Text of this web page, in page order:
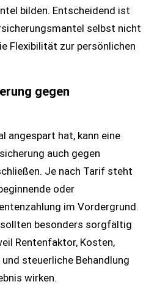
bilden. Entscheidend ist
selbst nicht
Flexibilität zur persönlichen
gegen
angespart hat, kann eine
auch gegen
Je nach Tarif steht
oder
im Vordergrund.
besonders sorgfältig
Rentenfaktor, Kosten,
steuerliche Behandlung
wirken.